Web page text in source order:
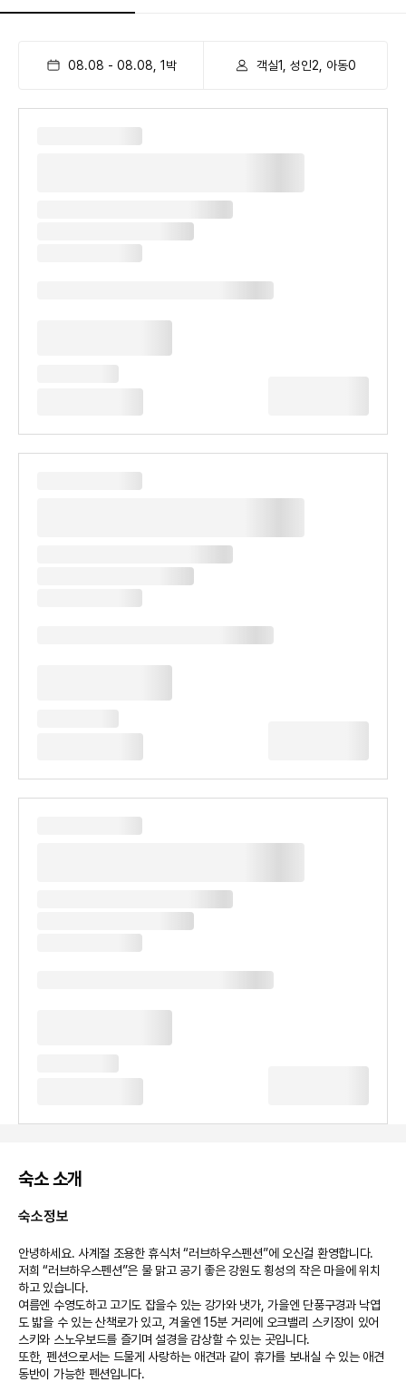
08.08 - 08.08 1 박 객실1, 성인2, 아동0
숙소 소개
숙소정보
안녕하세요. 사계절 조용한 휴식처 “러브하우스펜션”에 오신걸 환영합니다.
저희 “러브하우스펜션”은 물 맑고 공기 좋은 강원도 횡성의 작은 마을에 위치
하고 있습니다.
여름엔 수영도하고 고기도 잡을수 있는 강가와 냇가, 가을엔 단풍구경과 낙엽
도 밟을 수 있는 산책로가 있고, 겨울엔 15분 거리에 오크밸리 스키장이 있어
스키와 스노우보드를 즐기며 설경을 감상할 수 있는 곳입니다.
또한, 펜션으로서는 드물게 사랑하는 애견과 같이 휴가를 보내실 수 있는 애견
동반이 가능한 펜션입니다.